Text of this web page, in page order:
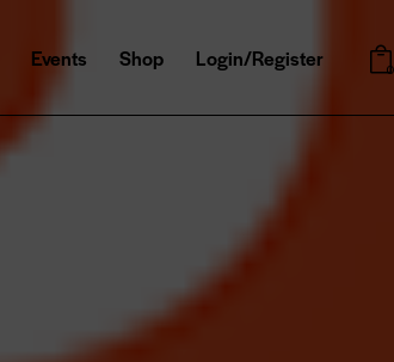
Events Shop Login/Register 0